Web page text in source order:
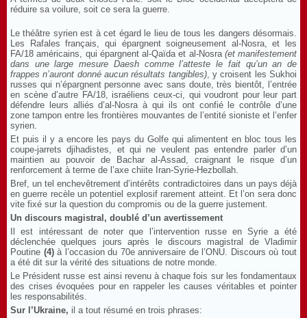
réduire sa voilure, soit ce sera la guerre.
Le théâtre syrien est à cet égard le lieu de tous les dangers désormais.
Les Rafales français, qui épargnent soigneusement al-Nosra, et les
FA/18 américains, qui épargnent al-Qaïda et al-Nosra (et manifestement
dans une large mesure Daesh comme l’atteste le fait qu’un an de
frappes n’auront donné aucun résultats tangibles), y croisent les Sukhoi
russes qui n’épargnent personne avec sans doute, très bientôt, l’entrée
en scène d’autre FA/18, israéliens ceux-ci, qui voudront pour leur part
défendre leurs alliés d’al-Nosra à qui ils ont confié le contrôle d’une
zone tampon entre les frontières mouvantes de l’entité sioniste et l’enfer
syrien.
Et puis il y a encore les pays du Golfe qui alimentent en bloc tous les
coupe-jarrets djihadistes, et qui ne veulent pas entendre parler d’un
maintien au pouvoir de Bachar al-Assad, craignant le risque d’un
renforcement à terme de l’axe chiite Iran-Syrie-Hezbollah.
Bref, un tel enchevêtrement d’intérêts contradictoires dans un pays déjà
en guerre recèle un potentiel explosif rarement atteint. Et l’on sera donc
vite fixé sur la question du compromis ou de la guerre justement.
Un discours magistral, doublé d’un avertissement
Il est intéressant de noter que l’intervention russe en Syrie a été
déclenchée quelques jours après le discours magistral de Vladimir
Poutine (4)à l’occasion du 70e anniversaire de l’ONU. Discours où tout
a été dit sur la vérité des situations de notre monde.
Le Président russe est ainsi revenu à chaque fois sur les fondamentaux
des crises évoquées pour en rappeler les causes véritables et pointer
les responsabilités.
Sur l’Ukraine, il a tout résumé en trois phrases: